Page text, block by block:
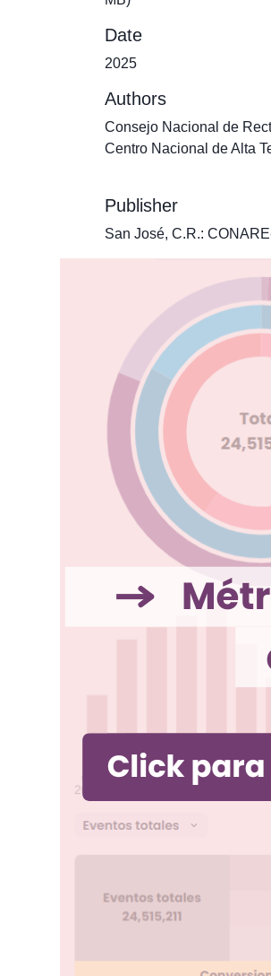
Date
2025
Authors
Consejo Nacional de
Centro Nacional de Alta
Publisher
San José, C.R.: